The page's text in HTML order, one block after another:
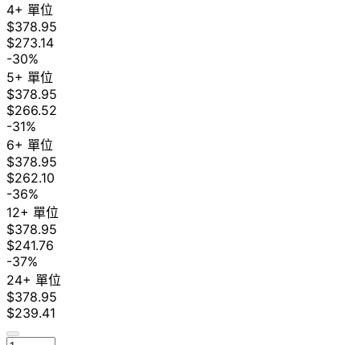
4+ 單位
$378.95
$273.14
-30%
5+ 單位
$378.95
$266.52
-31%
6+ 單位
$378.95
$262.10
-36%
12+ 單位
$378.95
$241.76
-37%
24+ 單位
$378.95
$239.41